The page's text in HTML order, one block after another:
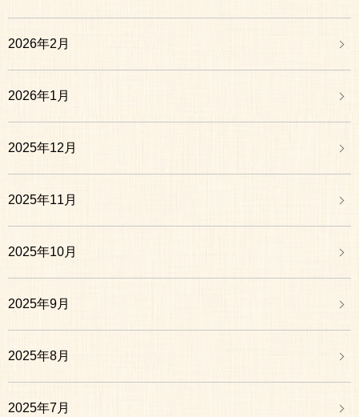
2026年2月
2026年1月
2025年12月
2025年11月
2025年10月
2025年9月
2025年8月
2025年7月